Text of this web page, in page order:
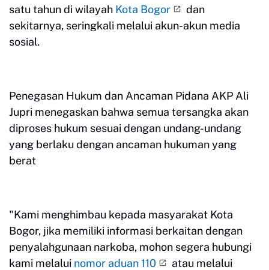
satu tahun di wilayah Kota Bogor
dan
sekitarnya, seringkali melalui akun-akun media
sosial.
Penegasan Hukum dan Ancaman Pidana AKP Ali
Jupri menegaskan bahwa semua tersangka akan
diproses hukum sesuai dengan undang-undang
yang berlaku dengan ancaman hukuman yang
berat
"Kami menghimbau kepada masyarakat Kota
Bogor, jika memiliki informasi berkaitan dengan
penyalahgunaan narkoba, mohon segera hubungi
kami melalui nomor aduan 110
atau melalui